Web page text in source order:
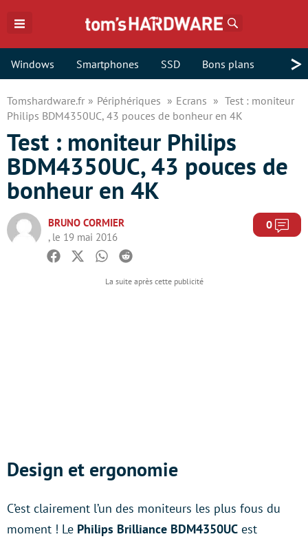
Windows Smartphones SSD Bons plans >
Tomshardware.fr Périphériques Ecrans
Test : moniteur
Philips BDM4350UC, 43 pouces de bonheur en 4K
Test : moniteur Philips
BDM4350UC, 43 pouces de
bonheur en 4K
BRUNO CORMIER
, le 19 mai 2016
0
Facebook
TwitterWhatsapp
Reddit
Design et ergonomie
C’est clairement l’un des moniteurs les plus fous du
moment ! Le Philips Brilliance BDM4350UC est